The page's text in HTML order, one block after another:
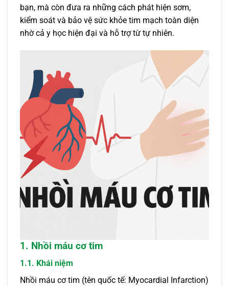
bạn, mà còn đưa ra những cách phát hiện sơm,
kiểm soát và bảo vệ sức khỏe tim mạch toàn diện
nhờ cả y học hiện đại và hỗ trợ từ tự nhiên.
1. Nhồi máu cơ tim
1.1. Khái niệm
Nhồi máu cơ tim (tên quốc tế: Myocardial Infarction)